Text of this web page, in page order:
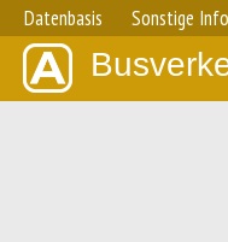
Datenbasis Sonstige